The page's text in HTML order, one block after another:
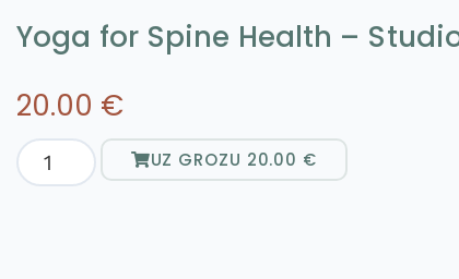
Yoga for Spine Health –
20.00 €
UZ GROZU 20.00 €